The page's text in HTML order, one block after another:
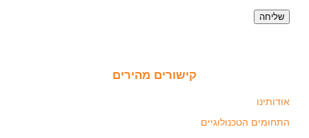
שליחה
קישורים מהירים
אודותינו
התחומים הטכנולוגיים